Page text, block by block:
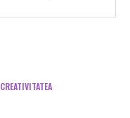
CREATIVITATEA